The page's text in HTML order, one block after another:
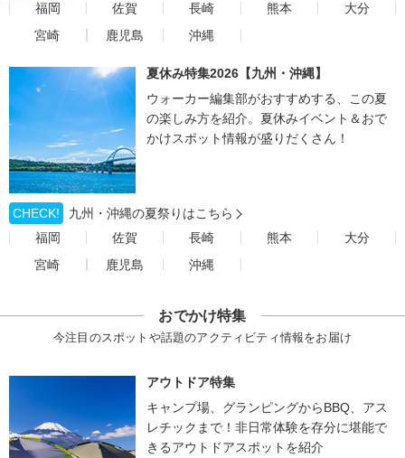
福岡
佐賀 長崎 熊本
大分
宮崎
鹿児島 沖縄
夏休み特集2026【九州・沖縄】
ウォーカー編集部がおすすめする、この夏
の楽しみ方を紹介。夏休みイベント＆おで
かけスポット情報が盛りだくさん！
CHECK!
九州・沖縄の夏祭りはこちら
福岡
佐賀 長崎 熊本
大分
宮崎
鹿児島 沖縄
おでかけ特集
今注目のスポットや話題のアクティビティ情報をお届け
アウトドア特集
キャンプ場、グランピングからBBQ、アス
レチックまで！非日常体験を存分に堪能で
きるアウトドアスポットを紹介